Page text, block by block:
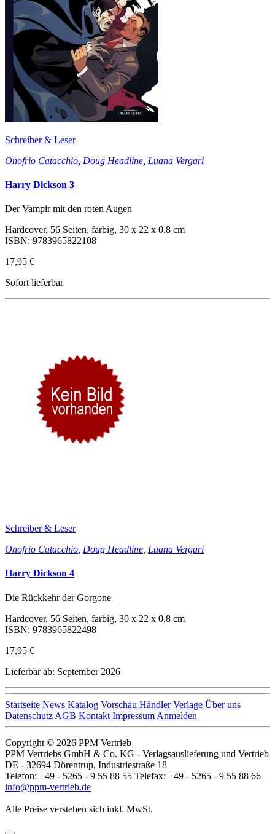
Schreiber & Leser
Onofrio Catacchio Doug Headline Luana Vergari
Harry Dickson 3
Der Vampir mit den roten Augen
Hardcover, 56 Seiten, farbig, 30 x 22 x 0,8 cm
ISBN: 9783965822108
17,95 €
Sofort lieferbar
Schreiber & Leser
Onofrio Catacchio Doug Headline Luana Vergari
Harry Dickson 4
Die Rückkehr der Gorgone
Hardcover, 56 Seiten, farbig, 30 x 22 x 0,8 cm
ISBN: 9783965822498
17,95 €
Lieferbar ab: September 2026
Startseite News Katalog Vorschau Händler Verlage Über uns
Datenschutz AGB Kontakt Impressum Anmelden
Copyright © 2026 PPM Vertrieb
PPM Vertriebs GmbH & Co. KG - Verlagsauslieferung und Vertrieb
DE - 32694 Dörentrup, Industriestraße 18
Telefon: +49 - 5265 - 9 55 88 55 Telefax: +49 - 5265 - 9 55 88 66
info@ppm-vertrieb.de
Alle Preise verstehen sich inkl. MwSt.